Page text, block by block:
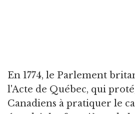
En 1774, le Parlement
l'Acte de Québec, qui
Canadiens à pratiquer le